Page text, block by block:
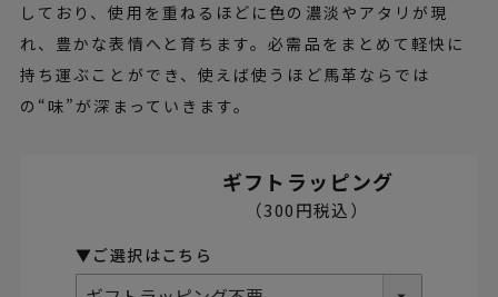
しており、使用を重ねるほどに色の濃淡やアタリが現
れ、豊かな表情へと育ちます。必需品をまとめて軽快に
持ち運ぶことができ、使えば使うほど馬革ならでは
の“味”が深まっていきます。
ギフトラッピング